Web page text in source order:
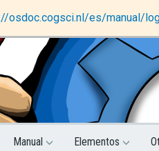
Manual Elementos
osdoc.cogsci.nl/es/manual/